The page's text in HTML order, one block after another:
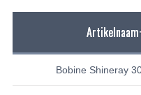
Bobine Shineray